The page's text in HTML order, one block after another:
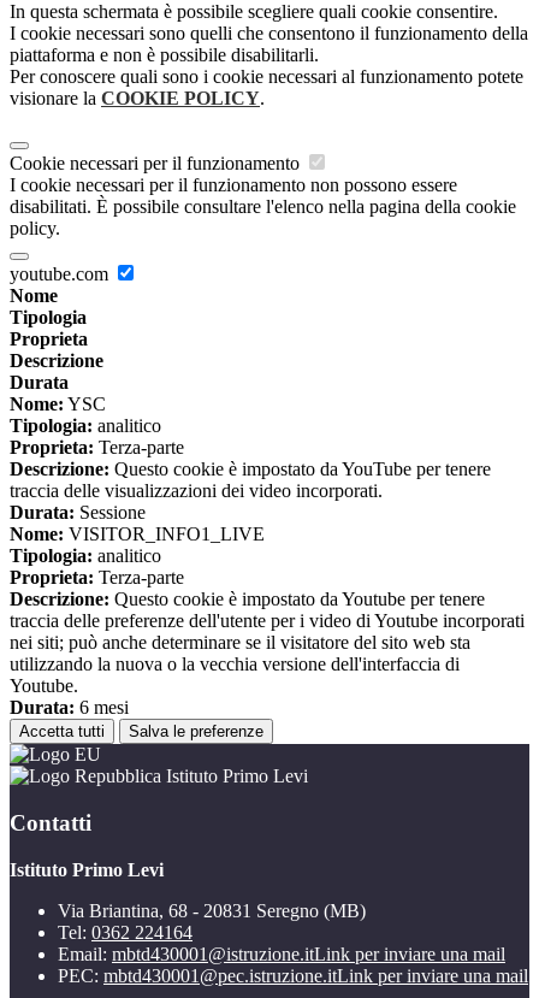
In questa schermata è possibile scegliere quali cookie consentire.
I cookie necessari sono quelli che consentono il funzionamento della
piattaforma e non è possibile disabilitarli.
Per conoscere quali sono i cookie necessari al funzionamento potete
visionare la COOKIE POLICY.
Cookie necessari per il funzionamento
I cookie necessari per il funzionamento non possono essere
disabilitati. È possibile consultare l'elenco nella pagina della cookie
policy.
youtube.com
Nome
Tipologia
Proprieta
Descrizione
Durata
Nome: YSC
Tipologia: analitico
Proprieta: Terza-parte
Descrizione: Questo cookie è impostato da YouTube per tenere
traccia delle visualizzazioni dei video incorporati.
Durata: Sessione
Nome: VISITOR_INFO1_LIVE
Tipologia: analitico
Proprieta: Terza-parte
Descrizione: Questo cookie è impostato da Youtube per tenere
traccia delle preferenze dell'utente per i video di Youtube incorporati
nei siti; può anche determinare se il visitatore del sito web sta
utilizzando la nuova o la vecchia versione dell'interfaccia di
Youtube.
Durata: 6 mesi
Accetta tutti Salva le preferenze
Istituto Primo Levi
Contatti
Istituto Primo Levi
Via Briantina, 68 - 20831 Seregno (MB)
Tel: 0362 224164
Email: mbtd430001@istruzione.itLink per inviare una mail
PEC: mbtd430001@pec.istruzione.itLink per inviare una mail